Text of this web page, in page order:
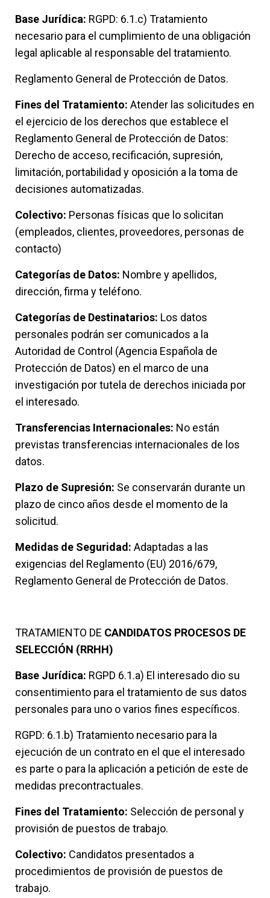
Base Jurídica: RGPD: 6.1.c) Tratamiento
necesario para el cumplimiento de una obligación
legal aplicable al responsable del tratamiento.
Reglamento General de Protección de Datos.
Fines del Tratamiento: Atender las solicitudes en
el ejercicio de los derechos que establece el
Reglamento General de Protección de Datos:
Derecho de acceso, recificación, supresión,
limitación, portabilidad y oposición a la toma de
decisiones automatizadas.
Colectivo: Personas físicas que lo solicitan
(empleados, clientes, proveedores, personas de
contacto)
Categorías de Datos: Nombre y apellidos,
dirección, firma y teléfono.
Categorías de Destinatarios: Los datos
personales podrán ser comunicados a la
Autoridad de Control (Agencia Española de
Protección de Datos) en el marco de una
investigación por tutela de derechos iniciada por
el interesado.
Transferencias Internacionales: No están
previstas transferencias internacionales de los
datos.
Plazo de Supresión: Se conservarán durante un
plazo de cinco años desde el momento de la
solicitud.
Medidas de Seguridad: Adaptadas a las
exigencias del Reglamento (EU) 2016/679,
Reglamento General de Protección de Datos.
TRATAMIENTO DE CANDIDATOS PROCESOS DE
SELECCIÓN (RRHH)
Base Jurídica: RGPD 6.1.a) El interesado dio su
consentimiento para el tratamiento de sus datos
personales para uno o varios fines específicos.
RGPD: 6.1.b) Tratamiento necesario para la
ejecución de un contrato en el que el interesado
es parte o para la aplicación a petición de este de
medidas precontractuales.
Fines del Tratamiento: Selección de personal y
provisión de puestos de trabajo.
Colectivo: Candidatos presentados a
procedimientos de provisión de puestos de
trabajo.